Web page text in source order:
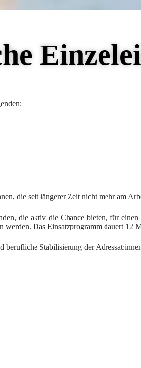
die seit längerer Zeit nicht mehr am
die aktiv die Chance bieten, für
Das Einsatzprogramm dauert 12
berufliche Stabilisierung der